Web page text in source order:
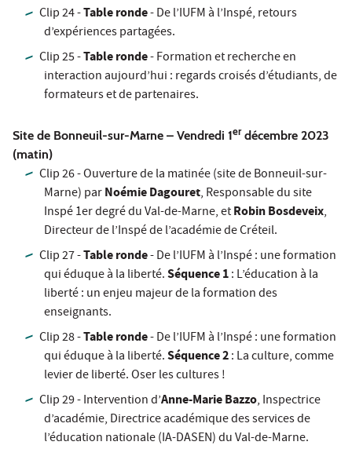
Clip 24 -Table ronde- De l’IUFM à l’Inspé, retours
d’expériences partagées.
Clip 25 -Table ronde- Formation et recherche en
interaction aujourd’hui : regards croisés d’étudiants, de
formateurs et de partenaires.
Site de Bonneuil-sur-Marne – Vendredi 1erdécembre 2023
(matin)
Clip 26 - Ouverture de la matinée (site de Bonneuil-sur-
Marne) parNoémie Dagouret, Responsable du site
Inspé 1er degré du Val-de-Marne, etRobin Bosdeveix,
Directeur de l’Inspé de l’académie de Créteil.
Clip 27 -Table ronde- De l’IUFM à l’Inspé : une formation
qui éduque à la liberté.Séquence 1: L’éducation à la
liberté : un enjeu majeur de la formation des
enseignants.
Clip 28 -Table ronde- De l’IUFM à l’Inspé : une formation
qui éduque à la liberté.Séquence 2: La culture, comme
levier de liberté. Oser les cultures !
Clip 29 - Intervention d’Anne-Marie Bazzo, Inspectrice
d’académie, Directrice académique des services de
l’éducation nationale (IA-DASEN) du Val-de-Marne.